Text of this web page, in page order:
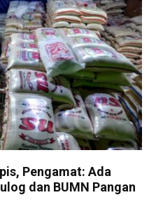
Pengamat: Ada
dan BUMN Pangan